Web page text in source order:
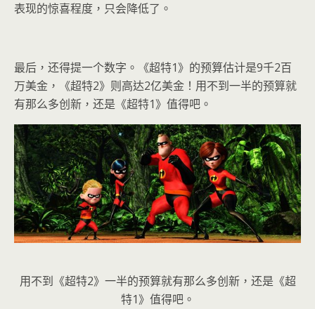
表现的惊喜程度，只会降低了。
最后，还得提一个数字。《超特1》的预算估计是9千2百
万美金，《超特2》则高达2亿美金！用不到一半的预算就
有那么多创新，还是《超特1》值得吧。
用不到《超特2》一半的预算就有那么多创新，还是《超
特1》值得吧。